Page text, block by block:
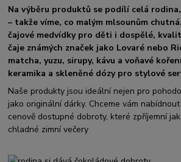
Na výběru produktů se podílí celá
– takže víme, co malým mlsounům
čajové medvídky pro děti i dospělé,
čaje známých značek jako Lovaré nebo
matcha, yuzu, sirupy, kávu a voňavé
keramika a skleněné dózy pro stylové
Naše produkty jsou ideální nejen pro
jako originální dárky. Chceme vám
cenově dostupné dobroty, které zpříjemní
chladné zimní večery